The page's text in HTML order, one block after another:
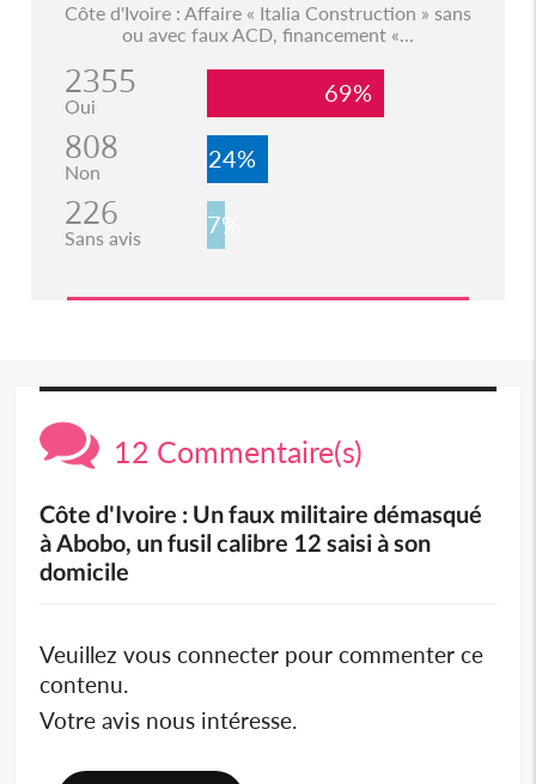
Côte d'Ivoire : Affaire « Italia Construction » sans
ou avec faux ACD, financement «...
2355
Oui 69%
808
Non 24%
226
Sans avis 7%
12 Commentaire(s)
Côte d'Ivoire : Un faux militaire démasqué
à Abobo, un fusil calibre 12 saisi à son
domicile
Veuillez vous connecter pour commenter ce
contenu.
Votre avis nous intéresse.